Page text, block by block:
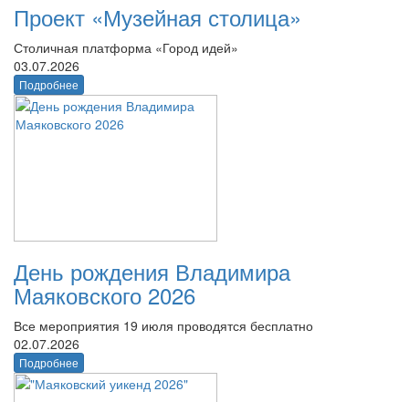
Проект «Музейная столица»
Столичная платформа «Город идей»
03.07.2026
Подробнее
День рождения Владимира
Маяковского 2026
Все мероприятия 19 июля проводятся бесплатно
02.07.2026
Подробнее